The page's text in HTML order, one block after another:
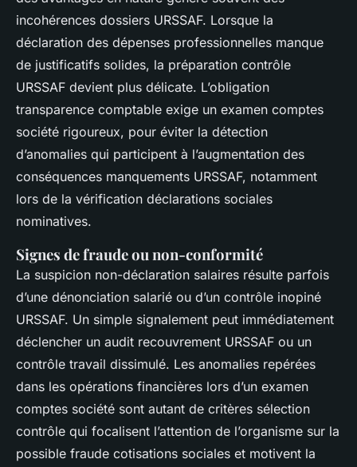
incohérences dossiers URSSAF. Lorsque la
déclaration des dépenses professionnelles manque
de justificatifs solides, la préparation contrôle
URSSAF devient plus délicate. L’obligation
transparence comptable exige un examen comptes
société rigoureux, pour éviter la détection
d’anomalies qui participent à l’augmentation des
conséquences manquements URSSAF, notamment
lors de la vérification déclarations sociales
nominatives.
Signes de fraude ou non-conformité
La suspicion non-déclaration salaires résulte parfois
d’une dénonciation salarié ou d’un contrôle inopiné
URSSAF. Un simple signalement peut immédiatement
déclencher un audit recouvrement URSSAF ou un
contrôle travail dissimulé. Les anomalies repérées
dans les opérations financières lors d’un examen
comptes société sont autant de critères sélection
contrôle qui focalisent l’attention de l’organisme sur la
possible fraude cotisations sociales et motivent la